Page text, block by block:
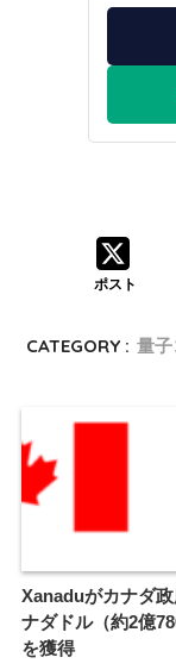
ポスト
CATEGORY : 量
Xanaduがカナダ
ナダドル（約2億
を獲得